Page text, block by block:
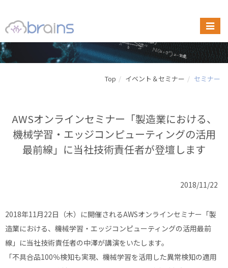
Top イベント＆セミナー セミナー
AWSオンラインセミナー「製造業における、
機械学習・エッジコンピューティングの活用
最前線」に当社技術責任者が登壇します
2018/11/22
2018年11月22日（木）に開催されるAWSオンラインセミナー「製
造業における、機械学習・エッジコンピューティングの活用最前
線」に当社技術責任者の中澤が講演をいたします。
「不具合品100％検知も実現、機械学習を活用した異常検知の適用